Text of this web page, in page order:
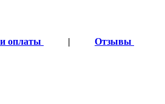
оплаты | Отзывы